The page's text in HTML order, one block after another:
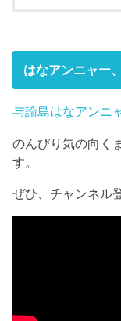
はなアンニャー
与論島はなアンニ
のんびり気の向く
す。
ぜひ、チャンネル